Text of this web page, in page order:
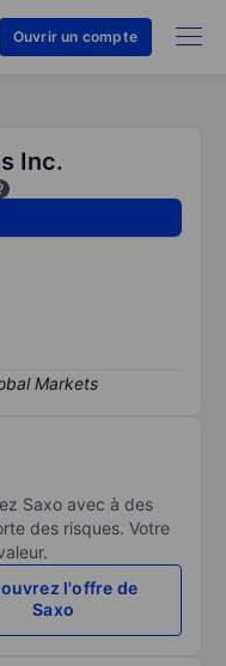
Ouvrir un compte
Inc.
Saxo avec à des
des risques. Votre
l'offre de
Saxo